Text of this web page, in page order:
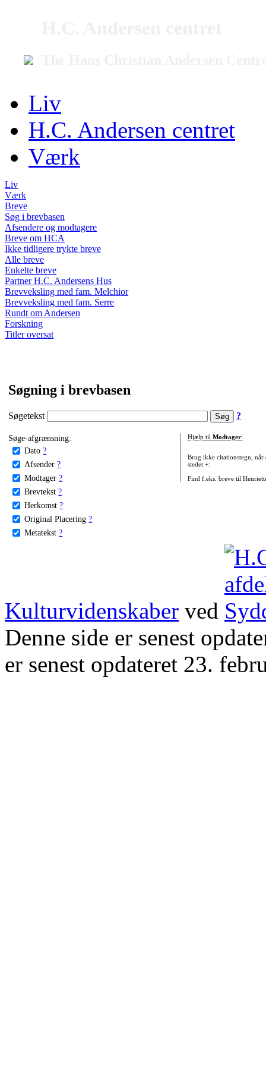
Liv
H.C. Andersen centret
Værk
Liv
Værk
Breve
Søg i brevbasen
Afsendere og modtagere
Breve om HCA
Ikke tidligere trykte breve
Alle breve
Enkelte breve
Partner H.C. Andersens Hus
Brevveksling med fam. Melchior
Brevveksling med fam. Serre
Rundt om Andersen
Forskning
Titler oversat
Søgning i brevbasen
Søgetekst ?
Søge-afgrænsning:
Dato ?
Afsender ?
Modtager ?
Brevtekst ?
Herkomst ?
Original Placering ?
Metatekst ?
Hjælp til Modtager:
Brug ikke citationstegn, når
stedet +:
Find f.eks. breve til
Kulturvidenskaber ved
Denne side er senest
er senest opdateret 23.